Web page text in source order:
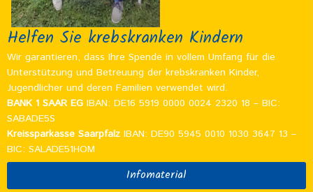
Helfen Sie krebskranken Kindern
Wir garantieren, dass Ihre Spende in vollem Umfang für die
Unterstützung und Betreuung der krebskranken Kinder,
Jugendlicher und deren Familien verwendet wird.
BANK 1 SAAR EG IBAN: DE16 5919 0000 0024 2320 18 – BIC:
SABADE5S
Kreissparkasse Saarpfalz IBAN: DE90 5945 0010 1030 3647 13 –
BIC: SALADE51HOM
Infomaterial